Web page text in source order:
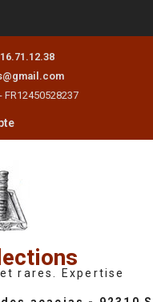
FR12450528237
rares. Expertise